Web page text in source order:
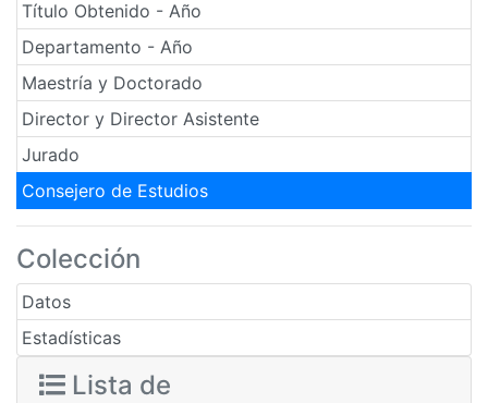
Título Obtenido - Año
Departamento - Año
Maestría y Doctorado
Director y Director Asistente
Jurado
Consejero de Estudios
Colección
Datos
Estadísticas
Lista de